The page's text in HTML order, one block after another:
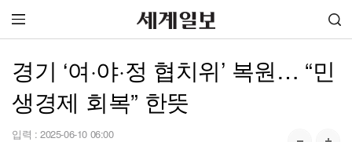
경기 ‘여·야·정 협치위’ 복원… “민
생경제 회복” 한뜻
입력 : 2025-06-10 06:00